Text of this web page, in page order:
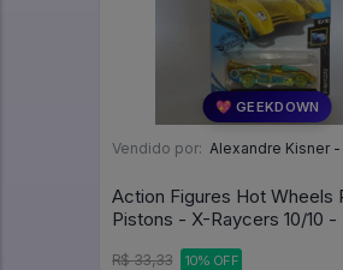
💖 GEEKDOWN
Vendido por: Alexandre Kisner -
Action Figures Hot Wheels
Pistons - X-Raycers 10/10 -
R$ 33,33 10% OFF